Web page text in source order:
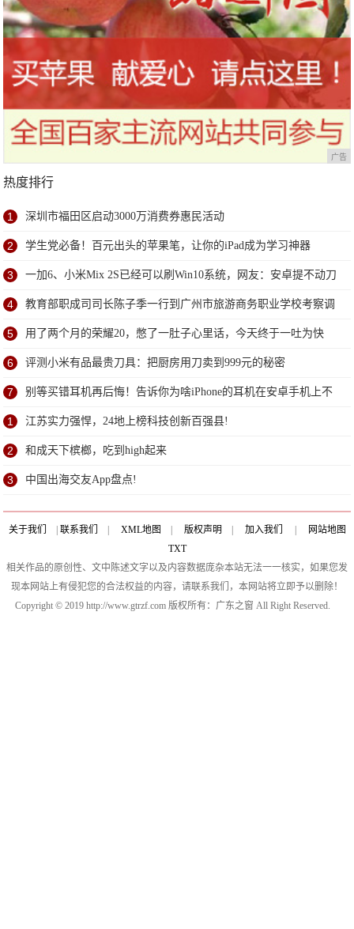
广告
热度排行
1 深圳市福田区启动3000万消费券惠民活动
2 学生党必备！百元出头的苹果笔，让你的iPad成为学习神器
3 一加6、小米Mix 2S已经可以刷Win10系统，网友：安卓提不动刀
了？
4 教育部职成司司长陈子季一行到广州市旅游商务职业学校考察调
研
5 用了两个月的荣耀20，憋了一肚子心里话，今天终于一吐为快
6 评测小米有品最贵刀具：把厨房用刀卖到999元的秘密
7 别等买错耳机再后悔！告诉你为啥iPhone的耳机在安卓手机上不
能用
1 江苏实力强悍，24地上榜科技创新百强县!
2 和成天下槟榔，吃到high起来
3 中国出海交友App盘点!
关于我们 联系我们 XML地图 版权声明 加入我们
网站地图
TXT
相关作品的原创性、文中陈述文字以及内容数据庞杂本站无法一一核实，如果您发
现本网站上有侵犯您的合法权益的内容，请联系我们，本网站将立即予以删除！
Copyright © 2019 http://www.gtrzf.com 版权所有：广东之窗 All Right Reserved.